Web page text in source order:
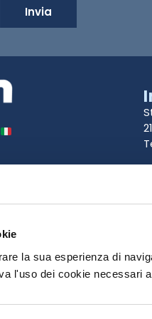
la sua esperienza di
l'uso dei cookie necessari
Invia
da Hiltron Land S.r.l. | P.IVA